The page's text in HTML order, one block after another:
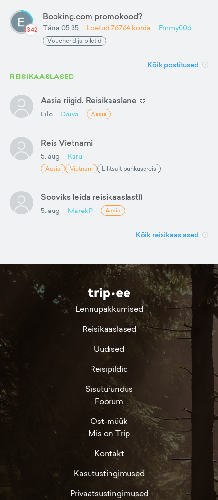
1342
Booking.com promokood?
Täna 05:35 Loetud 76764 korda Emmy006
Voucherid ja piletid
Kõik postitused
REISIKAASLASED
Aasia riigid. Reisikaaslane 🫶
Eile Daiva Aasia
Reis Vietnami
5. aug Karu
Aasia Vietnam Lihtsalt puhkusereis
Sooviks leida reisikaaslast))
5. aug MarekP Aasia
Kõik reisikaaslased
Lennupakkumised
Reisikaaslased
Uudised
Reisipildid
Sisuturundus
Foorum
Ost-müük
Mis on Trip
Kontakt
Kasutustingimused
Privaatsustingimused